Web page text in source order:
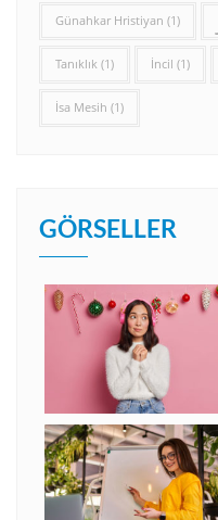
Günahkar Hristiyan (1)
Tanıklık (1) İncil (1)
İsa Mesih (1)
GÖRSELLER